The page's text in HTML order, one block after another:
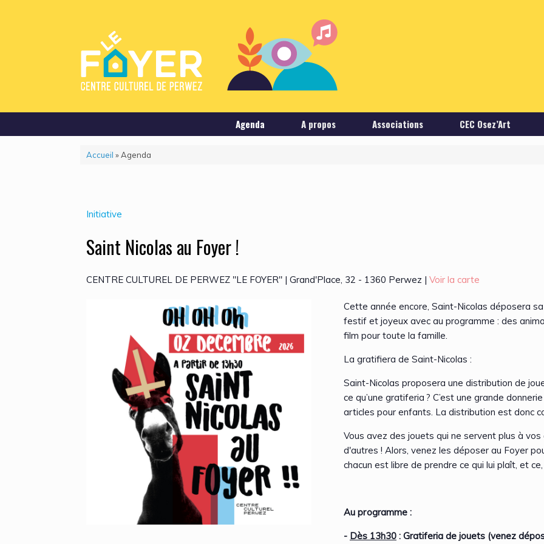
Agenda A propos Associations CEC Osez’Art
Accueil »Agenda
Initiative
Saint Nicolas au Foyer !
CENTRE CULTUREL DE PERWEZ "LE FOYER" | Grand'Place, 32 - 1360 Perwez | Voir la carte
Cette année encore, Saint-Nicolas déposera
festif et joyeux avec au programme : des
film pour toute la famille.
La gratifiera de Saint-Nicolas :
Saint-Nicolas proposera une distribution de
ce qu’une gratiferia ? C’est une grande
articles pour enfants. La distribution est donc
Vous avez des jouets qui ne servent plus à
d'autres ! Alors, venez les déposer au Foyer
chacun est libre de prendre ce qui lui plaît, et
Au programme :
- Dès 13h30 : Gratiferia de jouets (venez